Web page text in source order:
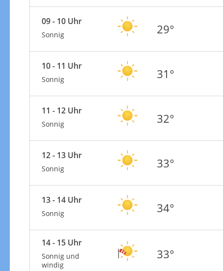
09 - 10 Uhr
Sonnig 29°
10 - 11 Uhr
Sonnig 31°
11 - 12 Uhr
Sonnig 32°
12 - 13 Uhr
Sonnig 33°
13 - 14 Uhr
Sonnig 34°
14 - 15 Uhr
Sonnig und
windig
33°